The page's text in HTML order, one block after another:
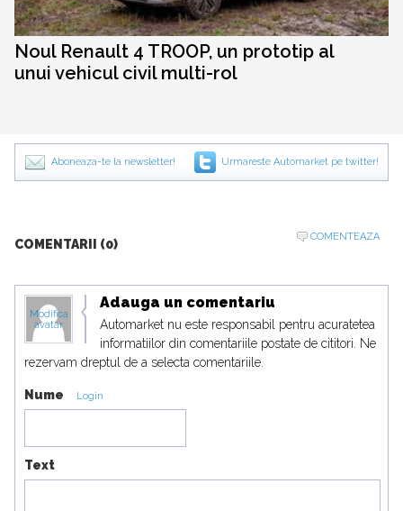
Noul Renault 4 TROOP, un prototip al
unui vehicul civil multi-rol
Aboneaza-te la newsletter! Urmareste Automarket pe twitter!
COMENTARII (0)
COMENTEAZA
Modifica
avatar
Adauga un comentariu
Automarket nu este responsabil pentru acuratetea
informatiilor din comentariile postate de cititori. Ne
rezervam dreptul de a selecta comentariile.
Nume Login
Text